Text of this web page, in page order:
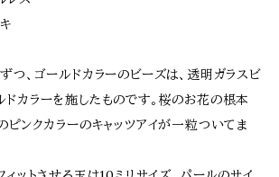
つ、ゴールドカラーのビーズは、透明ガラスビ
カラーを施したものです。桜のお花の根本
ピンクカラーのキャッツアイが一粒ついてま